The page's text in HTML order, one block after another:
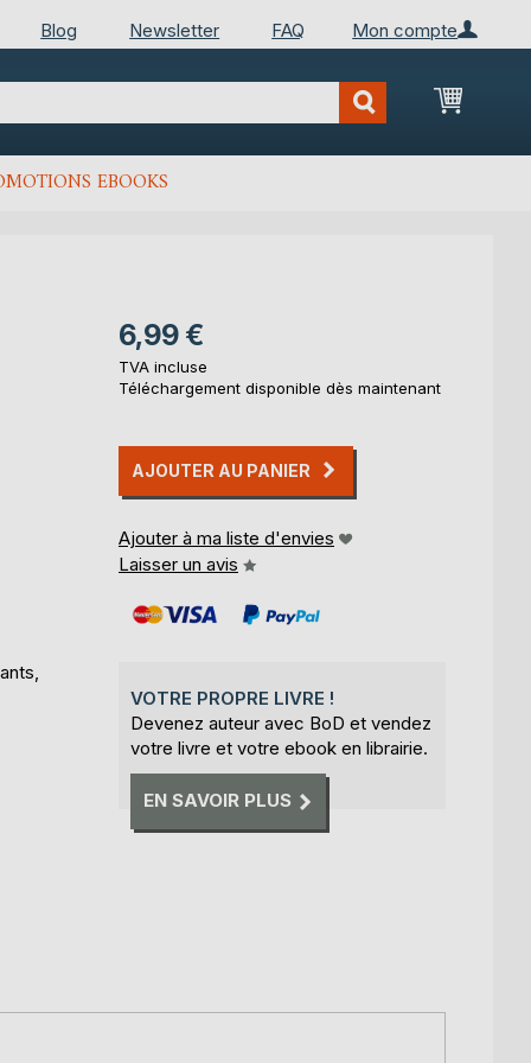
Mon compte
Blog Newsletter FAQ
Mon
EBOOKS
6,99 €
TVA incluse
Téléchargement disponible dès maintenant
AJOUTER AU PANIER
Ajouter à ma liste d'envies
Laisser un avis
VOTRE PROPRE LIVRE !
Devenez auteur avec BoD et vendez
votre livre et votre ebook en librairie.
EN SAVOIR PLUS